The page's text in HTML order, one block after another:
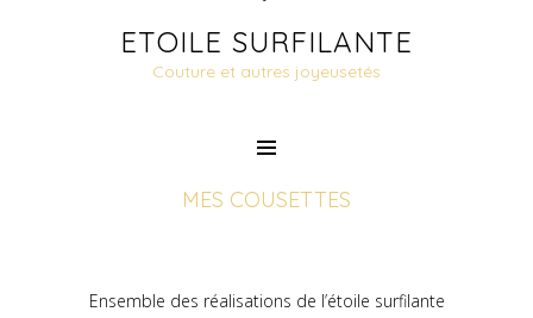
ETOILE SURFILANTE
Couture et autres joyeusetés
MES COUSETTES
Ensemble des réalisations de l’étoile surfilante